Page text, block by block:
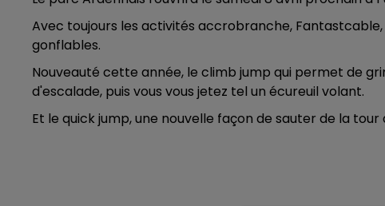
Avec toujours les activités accrobranche,
gonflables.
Nouveauté cette année, le climb jump qui permet de
d'escalade, puis vous vous jetez tel un écureuil volant.
Et le quick jump, une nouvelle façon de sauter de la